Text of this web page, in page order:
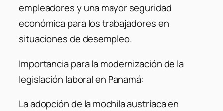
empleadores y una mayor seguridad
económica para los trabajadores en
situaciones de desempleo.
Importancia para la modernización de la
legislación laboral en Panamá:
La adopción de la mochila austríaca en